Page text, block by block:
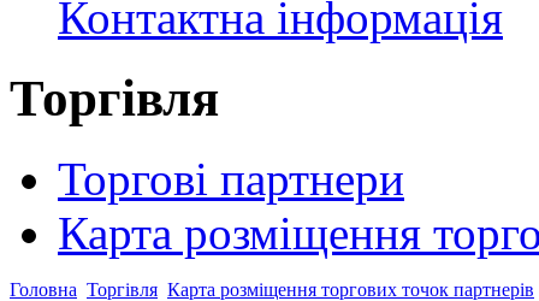
Контактна інформація
Торгівля
Торгові партнери
Карта розміщення
Головна Торгівля Карта розміщення торгових точок партнерів